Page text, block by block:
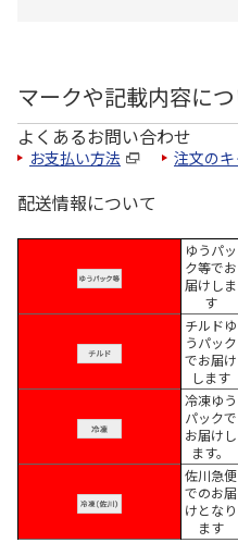
マークや記載内容に
よくあるお問い合わせ
お支払い方法 注文の
配送情報について
ゆうパッ
ク等でお
届けしま
す
チルドゆ
うパック
でお届け
します
冷凍ゆう
パックで
お届けし
ます。
佐川急便
でのお届
けとなり
ます